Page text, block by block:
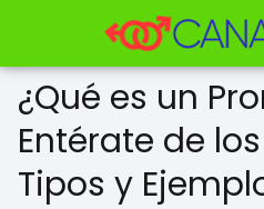
¿Qué es un
Entérate de
Tipos y